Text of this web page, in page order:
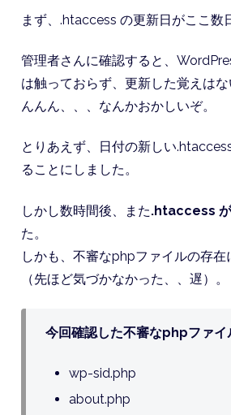
まず、.htaccess の更新日がここ数
管理者さんに確認すると、
は触っておらず、更新した覚えはな
んんん、、、なんかおかしいぞ。
とりあえず、日付の新しい
ることにしました。
しかし数時間後、また.htaccess
た。
しかも、不審なphpファイルの存在
（先ほど気づかなかった、、遅）。
今回確認した不審なphpファイ
wp-sid.php
about.php